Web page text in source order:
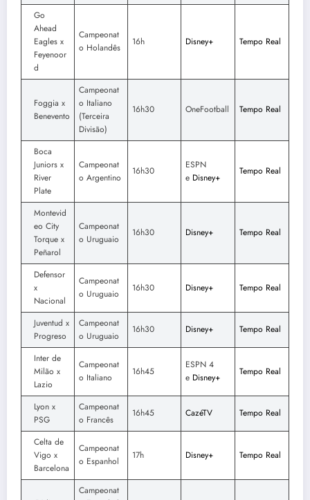
Go
Ahead
Eagles x
Feyenoor
d
Campeonat
o Holandês
16h Disney+ Tempo Real
Foggia x
Benevento
Campeonat
o Italiano
(Terceira
Divisão)
16h30 OneFootball Tempo Real
Boca
Juniors x
River
Plate
Campeonat
o Argentino
16h30
ESPN
e Disney+
Tempo Real
Montevid
eo City
Torque x
Peñarol
Campeonat
o Uruguaio
16h30 Disney+ Tempo Real
Defensor
x
Nacional
Campeonat
o Uruguaio
16h30 Disney+ Tempo Real
Juventud x
Progreso
Campeonat
o Uruguaio
16h30 Disney+ Tempo Real
Inter de
Milão x
Lazio
Campeonat
o Italiano
16h45
ESPN 4
e Disney+ Tempo Real
Lyon x
PSG
Campeonat
o Francês
16h45 CazéTV Tempo Real
Celta de
Vigo x
Barcelona
Campeonat
o Espanhol
17h Disney+ Tempo Real
Campeonat